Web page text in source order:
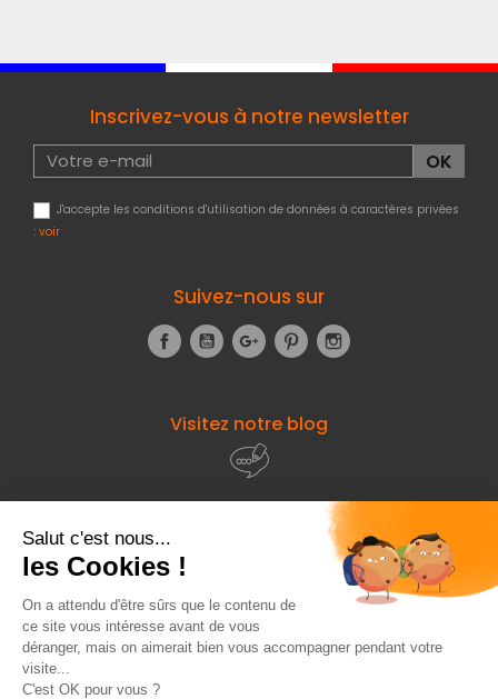
Inscrivez-vous à notre newsletter
J'accepte les conditions d'utilisation de données à caractères privées
: voir
Suivez-nous sur
FacebookYouTubeGoogle+Pinterest
Visitez notre blog
À propos de
Fourniresto